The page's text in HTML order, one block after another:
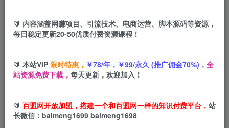
立即购买
你有没有想过未来你的同事可能不是真人，而是一个AI数字
🔰 内容涵盖网赚项目、引流技术、电商运营、脚本源码等资源，
每日稳定更新20-50优质付费资源课程！
🔰 本站VIP 限时特惠， ￥78/年，￥99/永久 (推广佣金70%)， 全
站资源免费下载， 每天更新，欢迎加入！
🔰 百盟网开放加盟，搭建一个和百盟网一样的知识付费平台， 站
长微信：baimeng1699 baimeng1698